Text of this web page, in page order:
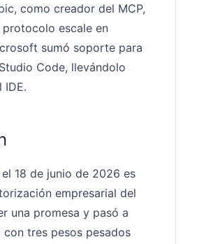
como creador del MCP,
protocolo escale en
sumó soporte para
Code, llevándolo
IDE.
18 de junio de 2026 es
empresarial del
una promesa y pasó a
tres pesos pesados